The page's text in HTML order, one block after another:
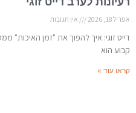
אפריל 18, 2026 אין תגובות
דייט זוגי: איך להפוך את "זמן האיכות"
קבוע הוא
קראו עוד »